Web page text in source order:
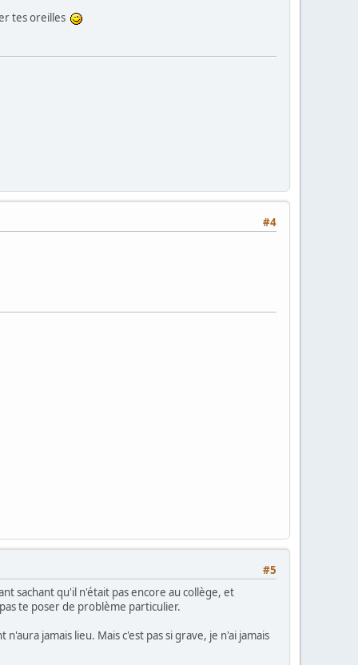
tes oreilles
#4
#5
sachant qu'il n'était pas encore au collège, et
te poser de problème particulier.
jamais lieu. Mais c'est pas si grave, je n'ai jamais